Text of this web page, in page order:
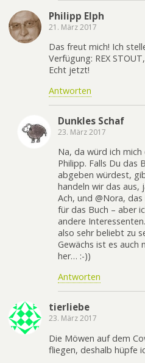
Philipp Elph
21. März 2017
Das freut mich! Ich
Verfügung: REX
Echt jetzt!
Antworten
Dunkles Schaf
23. März 2017
Na, da würd ich
Philipp. Falls Du das
abgeben würdest,
handeln wir das aus,
Ach, und @Nora,
für das Buch – aber
andere
also sehr beliebt zu
Gewächs ist es
her… :-))
Antworten
tierliebe
23. März 2017
Die Möwen auf dem
fliegen, deshalb hüpfe